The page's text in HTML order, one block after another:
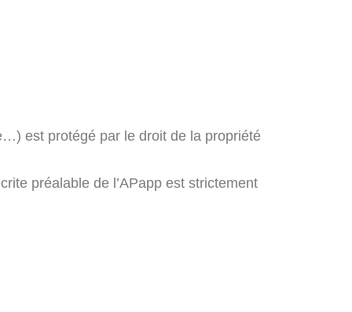
est protégé par le droit de la propriété
préalable de l’APapp est strictement